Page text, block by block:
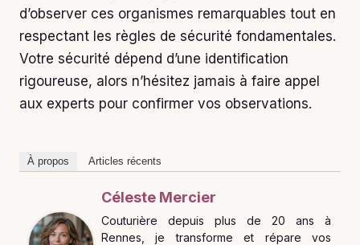
d’observer ces organismes remarquables tout en
respectant les règles de sécurité fondamentales.
Votre sécurité dépend d’une identification
rigoureuse, alors n’hésitez jamais à faire appel
aux experts pour confirmer vos observations.
À propos Articles récents
Céleste Mercier
Couturière depuis plus de 20 ans à
Rennes, je transforme et répare vos